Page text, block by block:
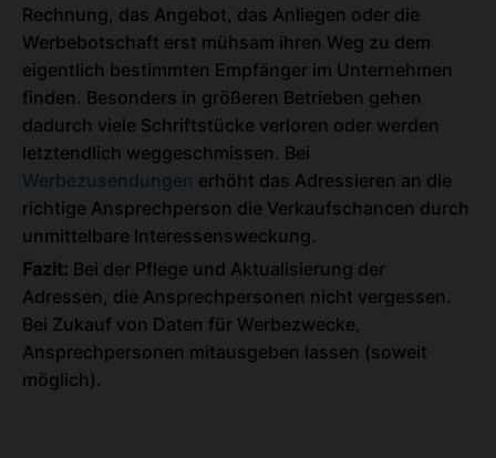
Rechnung, das Angebot, das Anliegen oder die
Werbebotschaft erst mühsam ihren Weg zu dem
eigentlich bestimmten Empfänger im Unternehmen
finden. Besonders in größeren Betrieben gehen
dadurch viele Schriftstücke verloren oder werden
letztendlich weggeschmissen. Bei
Werbezusendungen erhöht das Adressieren an die
richtige Ansprechperson die Verkaufschancen durch
unmittelbare Interessensweckung.
Fazit: Bei der Pflege und Aktualisierung der
Adressen, die Ansprechpersonen nicht vergessen.
Bei Zukauf von Daten für Werbezwecke,
Ansprechpersonen mitausgeben lassen (soweit
möglich).